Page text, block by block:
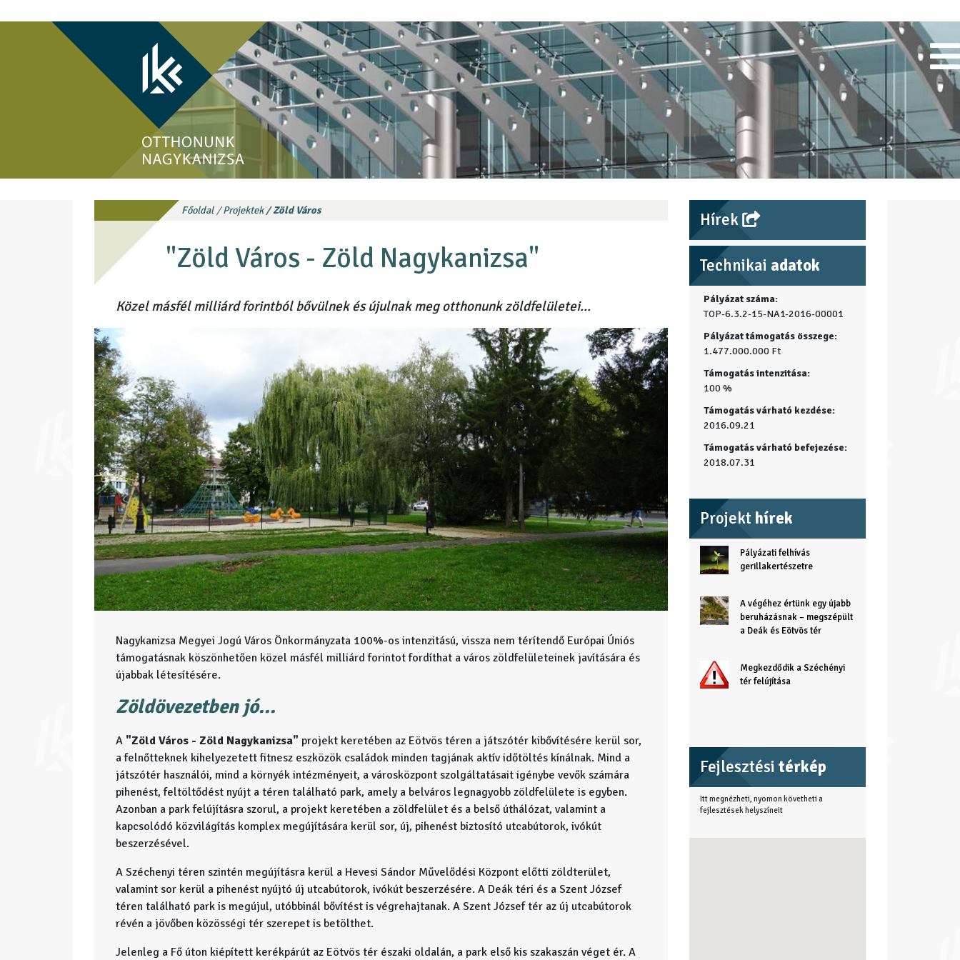
Főoldal Projektek Zöld Város
"Zöld Város - Zöld Nagykanizsa"
Közel másfél milliárd forintból bővülnek és újulnak meg otthonunk zöldfelületei...
Nagykanizsa Megyei Jogú Város Önkormányzata 100%-os intenzitású, vissza nem térítendő Európai Úniós
támogatásnak köszönhetően közel másfél milliárd forintot fordíthat a város zöldfelületeinek javítására és
újabbak létesítésére.
Zöldövezetben jó...
A "Zöld Város - Zöld Nagykanizsa" projekt keretében az Eötvös téren a játszótér kibővítésére kerül sor,
a felnőtteknek kihelyezetett fitnesz eszközök családok minden tagjának aktív időtöltés kínálnak. Mind a
játszótér használói, mind a környék intézményeit, a városközpont szolgáltatásait igénybe vevők számára
pihenést, feltöltődést nyújt a téren található park, amely a belváros legnagyobb zöldfelülete is egyben.
Azonban a park felújításra szorul, a projekt keretében a zöldfelület és a belső úthálózat, valamint a
kapcsolódó közvilágítás komplex megújítására kerül sor, új, pihenést biztosító utcabútorok, ivókút
beszerzésével.
A Széchenyi téren szintén megújításra kerül a Hevesi Sándor Művelődési Központ előtti zöldterület,
valamint sor kerül a pihenést nyújtó új utcabútorok, ivókút beszerzésére. A Deák téri és a Szent József
téren található park is megújul, utóbbinál bővítést is végrehajtanak. A Szent József tér az új utcabútorok
révén a jövőben közösségi tér szerepet is betölthet.
Jelenleg a Fő úton kiépített kerékpárút az Eötvös tér északi oldalán, a park első kis szakaszán véget ér. A
Hírek
Technikai adatok
Pályázat száma:
TOP-6.3.2-15-NA1-2016-00001
Pályázat támogatás összege:
1.477.000.000 Ft
Támogatás intenzitása:
100 %
Támogatás várható kezdése:
2016.09.21
Támogatás várható befejezése:
2018.07.31
Projekt hírek
Pályázati felhívás
gerillakertészetre
A végéhez értünk egy újabb
beruházásnak – megszépült
a Deák és Eötvös tér
Megkezdődik a Széchényi
tér felújítása
Fejlesztési térkép
Itt megnézheti, nyomon követheti a
fejlesztések helyszíneit